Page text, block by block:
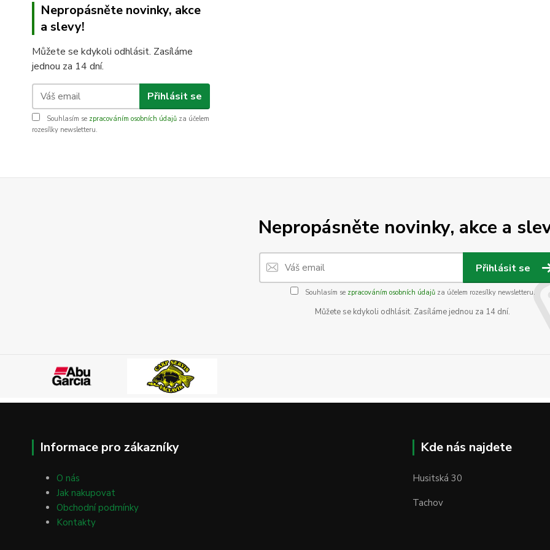
Nepropásněte novinky, akce
a slevy!
Můžete se kdykoli odhlásit. Zasíláme
jednou za 14 dní.
Přihlásit se
Souhlasím se zpracováním osobních údajů za účelem
rozesílky newsletteru.
Nepropásněte novinky, akce a
Přihlásit se
Souhlasím se zpracováním osobních údajůza účelem rozesílky newsletteru.
Můžete se kdykoli odhlásit. Zasíláme jednou za 14 dní.
Informace pro zákazníky
O nás
Jak nakupovat
Obchodní podmínky
Kontakty
Kde nás najdete
Husitská 30
Tachov